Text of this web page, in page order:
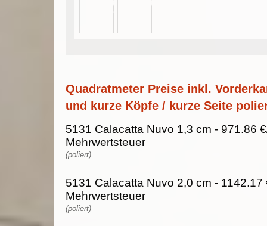
Quadratmeter Preise inkl.
und kurze Köpfe / kurze Seite
5131 Calacatta Nuvo 1,3 cm - 971.86
Mehrwertsteuer
(poliert)
5131 Calacatta Nuvo 2,0 cm - 1142.17
Mehrwertsteuer
(poliert)